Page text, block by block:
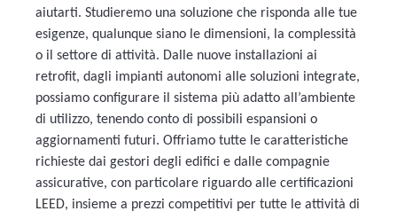
aiutarti. Studieremo una soluzione che risponda alle tue
esigenze, qualunque siano le dimensioni, la complessità
o il settore di attività. Dalle nuove installazioni ai
retrofit, dagli impianti autonomi alle soluzioni integrate,
possiamo configurare il sistema più adatto all’ambiente
di utilizzo, tenendo conto di possibili espansioni o
aggiornamenti futuri. Offriamo tutte le caratteristiche
richieste dai gestori degli edifici e dalle compagnie
assicurative, con particolare riguardo alle certificazioni
LEED, insieme a prezzi competitivi per tutte le attività di